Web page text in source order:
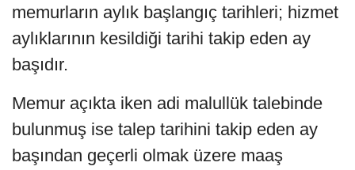
memurların aylık başlangıç tarihleri; hizmet
aylıklarının kesildiği tarihi takip eden ay
başıdır.
Memur açıkta iken adi malullük talebinde
bulunmuş ise talep tarihini takip eden ay
başından geçerli olmak üzere maaş